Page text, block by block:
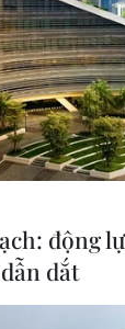
lý
chuộng
là
vệ thực vật
động
dắt